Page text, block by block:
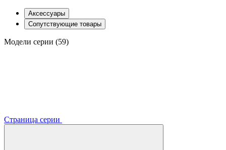
Аксессуары
Сопутствующие товары
Модели серии (59)
Страница серии